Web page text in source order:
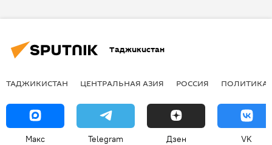
Таджикистан
ТАДЖИКИСТАН ЦЕНТРАЛЬНАЯ АЗИЯ РОССИЯ ПОЛИТИКА
Макс Telegram Дзен VK